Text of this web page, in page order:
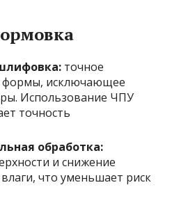
точное
формы, исключающее
Использование ЧПУ
точность
обработка:
и снижение
что уменьшает риск